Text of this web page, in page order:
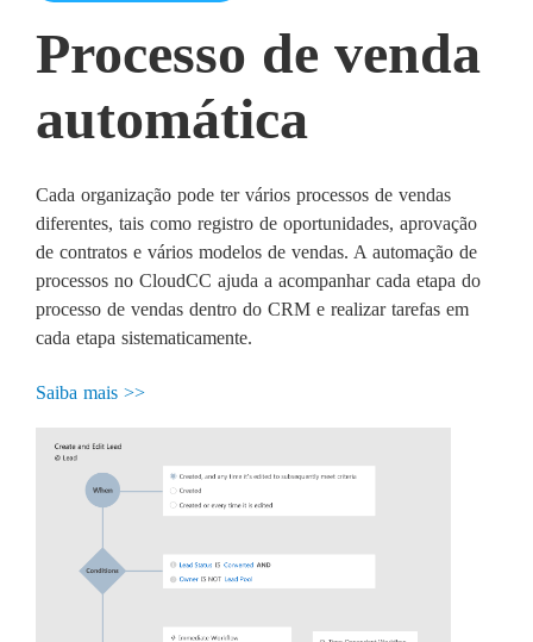
Processo de venda
automática
Cada organização pode ter vários processos de vendas
diferentes, tais como registro de oportunidades, aprovação
de contratos e vários modelos de vendas. A automação de
processos no CloudCC ajuda a acompanhar cada etapa do
processo de vendas dentro do CRM e realizar tarefas em
cada etapa sistematicamente.
Saiba mais >>